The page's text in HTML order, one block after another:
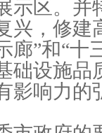
示区。并
兴，修建
廊”和“十
础设施品
影响力的